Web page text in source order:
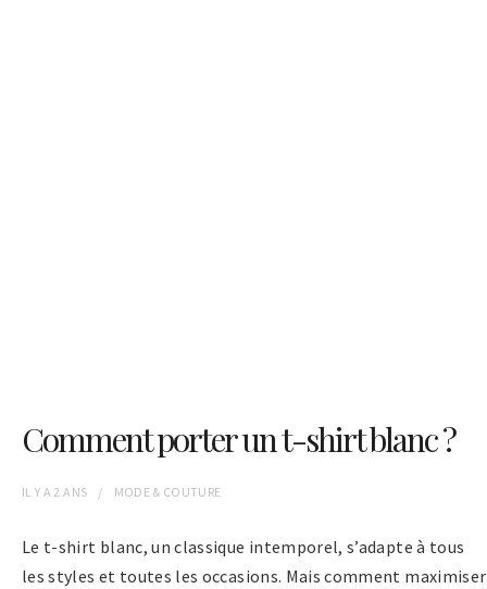
Comment porter un t-shirt blanc ?
IL Y A2 ANS MODE & COUTURE
Le t-shirt blanc, un classique intemporel, s’adapte à tous
les styles et toutes les occasions. Mais comment maximiser